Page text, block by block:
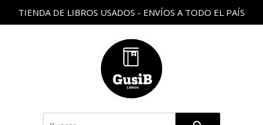
TIENDA DE LIBROS USADOS - ENVÍOS A TODO EL PAÍS